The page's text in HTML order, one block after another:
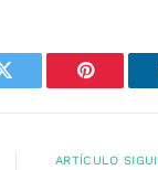
Twitter Pinterest
ARTÍCULO